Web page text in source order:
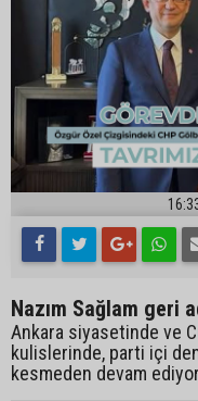
Nazım Sağlam geri
Ankara siyasetinde ve
kulislerinde, parti içi
kesmeden devam